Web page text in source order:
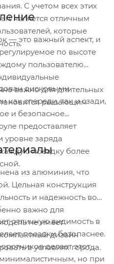
С учетом всех этих
является отличным
которые
— это важный аспект, и
по высоте
пользователю
важно для длительных
решающим
дисковыми
как спереди, так и сзади,
и безопасное
предоставляет
заряда
поездку более
из алюминия, что
Цельная конструкция
и надежность во
важно для
не имеет
дизайн
в условиях города.
отличную видимость в
поездки безопаснее.
делает этот
но при